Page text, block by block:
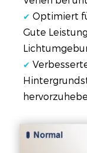
✔ Optimiert
Gute
✔